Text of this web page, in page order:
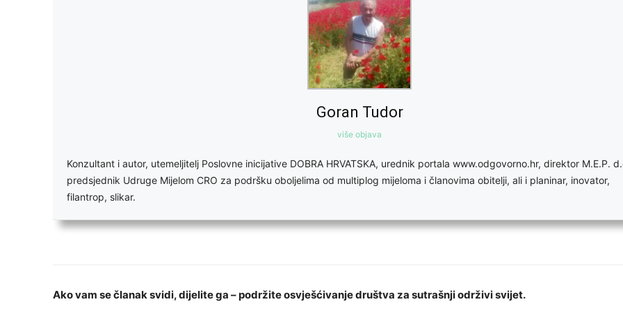
Goran Tudor
više objava
Konzultant i autor, utemeljitelj Poslovne inicijative DOBRA HRVATSKA, urednik portala www.odgovorno.hr, direktor M.E.P.
predsjednik Udruge Mijelom CRO za podršku oboljelima od multiplog mijeloma i članovima obitelji, ali i planinar, inovator,
filantrop, slikar.
Ako vam se članak svidi, dijelite ga – podržite osvješćivanje društva za sutrašnji održivi svijet.